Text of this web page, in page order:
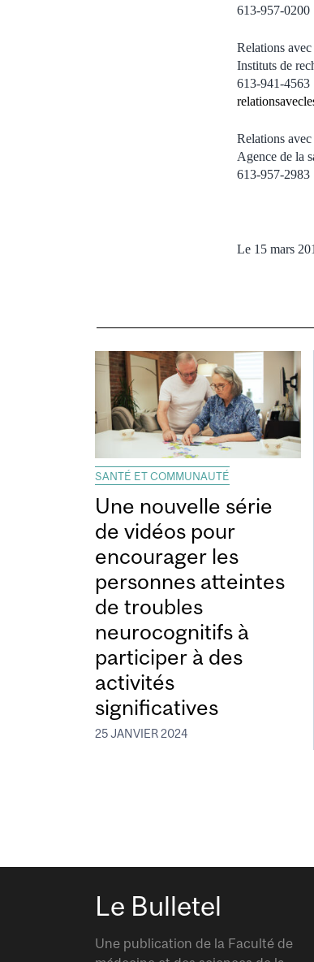
613-957-0200
Relations
Instituts de
613-941-4563
Relations
Agence de la
​​​​​​​613-957-2983
Le 15 mars
SANTÉ ET COMMUNAUTÉ
Une nouvelle série
de vidéos pour
encourager les
personnes atteintes
de troubles
neurocognitifs à
participer à des
activités
significatives
25 JANVIER 2024
Le Bulletel
Une publication de la Faculté de